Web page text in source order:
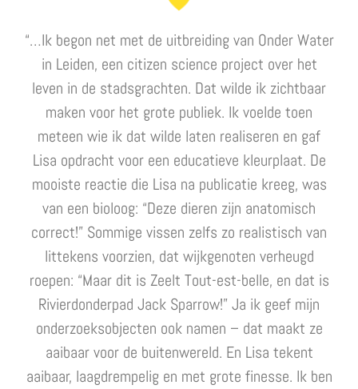
“…Ik begon net met de uitbreiding van Onder Water
in Leiden, een citizen science project over het
leven in de stadsgrachten. Dat wilde ik zichtbaar
maken voor het grote publiek. Ik voelde toen
meteen wie ik dat wilde laten realiseren en gaf
Lisa opdracht voor een educatieve kleurplaat. De
mooiste reactie die Lisa na publicatie kreeg, was
van een bioloog: “Deze dieren zijn anatomisch
correct!” Sommige vissen zelfs zo realistisch van
littekens voorzien, dat wijkgenoten verheugd
roepen: “Maar dit is Zeelt Tout-est-belle, en dat is
Rivierdonderpad Jack Sparrow!” Ja ik geef mijn
onderzoeksobjecten ook namen – dat maakt ze
aaibaar voor de buitenwereld. En Lisa tekent
aaibaar, laagdrempelig en met grote finesse. Ik ben